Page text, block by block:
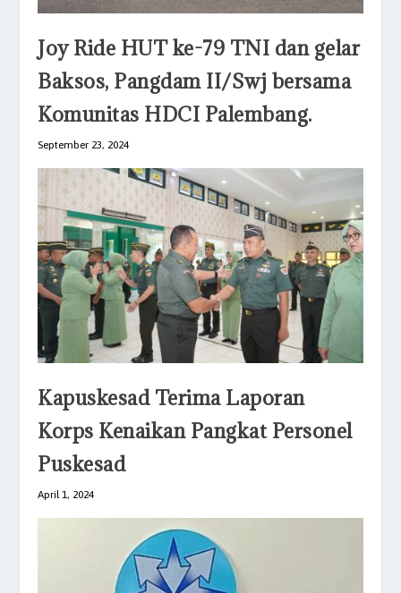
Joy Ride HUT ke-79 TNI dan gelar
Baksos, Pangdam II/Swj bersama
Komunitas HDCI Palembang.
September 23, 2024
Kapuskesad Terima Laporan
Korps Kenaikan Pangkat Personel
Puskesad
April 1, 2024